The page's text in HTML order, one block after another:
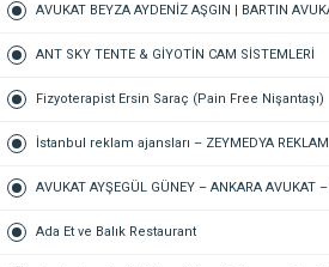
GELİN ÇİÇEĞİ – DÜĞÜN-NİŞAN –
AVUKAT BEYZA AYDENİZ AŞGIN | BARTIN
BÜROSU – AİLE, CEZA, İŞ HUKUKU, BOŞANMA
ANT SKY TENTE & GİYOTİN CAM SİSTEMLERİ
Fizyoterapist Ersin Saraç (Pain Free Nişantaşı)
İstanbul reklam ajansları – ZEYMEDYA
SEO AJANSI, DİJİTAL PAZARLAMA AJANSI,
REKLAM
AVUKAT AYŞEGÜL GÜNEY – ANKARA AVUKAT
AVUKATI – TAZMİNAT AVUKATI
Ada Et ve Balık Restaurant